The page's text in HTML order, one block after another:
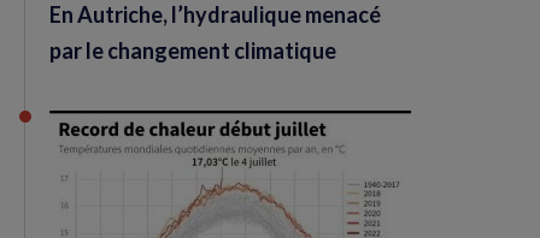
En Autriche, l’hydraulique menacé
par le changement climatique